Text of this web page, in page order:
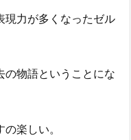
力が多くなったゼル
物語ということにな
楽しい。